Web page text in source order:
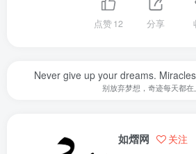
点赞12 分享
Never give up your dreams.
别放弃梦想，奇迹每天都在
如熠网 关注